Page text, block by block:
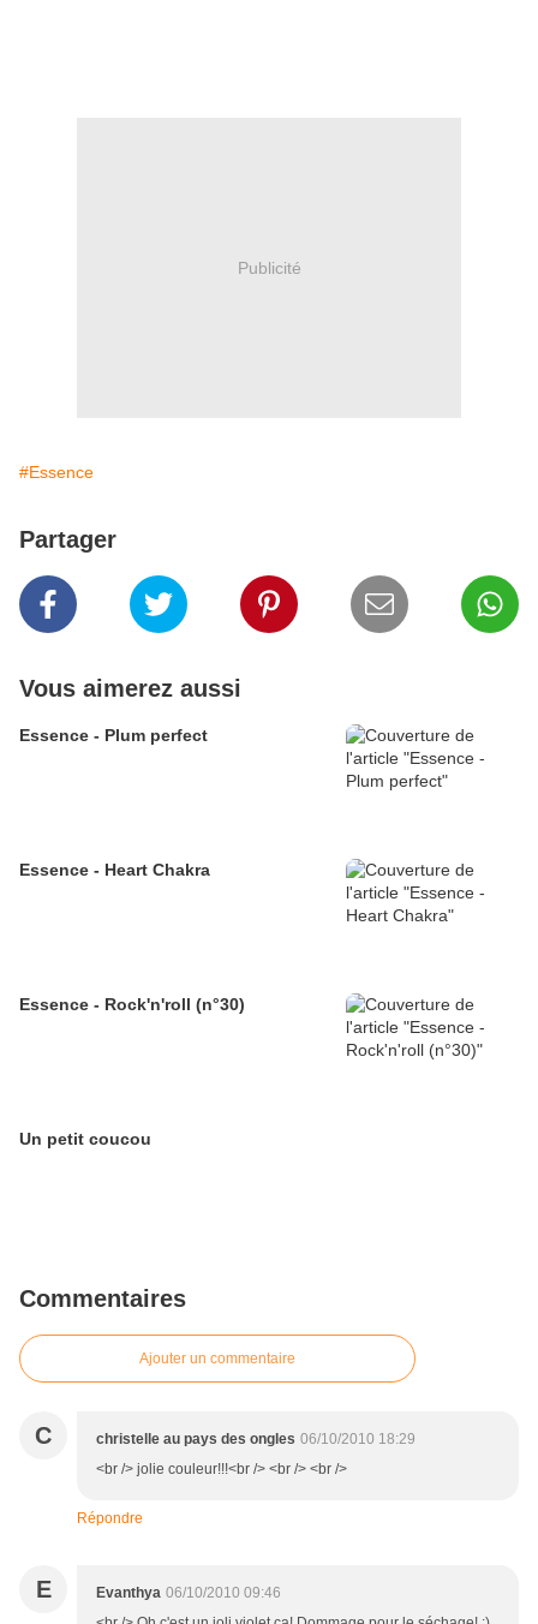
Publicité
#Essence
Partager
Vous aimerez aussi
Essence - Plum perfect
Essence - Heart Chakra
Essence - Rock'n'roll (n°30)
Un petit coucou
Commentaires
Ajouter un commentaire
C christelle au pays des ongles 06/10/2010 18:29
<br /> jolie couleur!!!<br /> <br /> <br />
Répondre
E Evanthya 06/10/2010 09:46